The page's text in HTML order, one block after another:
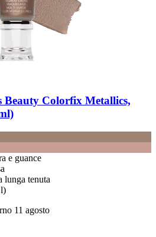
Beauty Colorfix Metallics,
e guance
lunga tenuta
11 agosto